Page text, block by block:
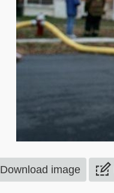
Download image